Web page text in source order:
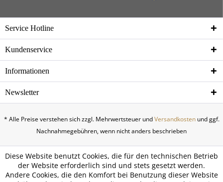
Service Hotline
Kundenservice
Informationen
Newsletter
* Alle Preise verstehen sich zzgl. Mehrwertsteuer undVersandkostenund ggf.
Nachnahmegebühren, wenn nicht anders beschrieben
Diese Website benutzt Cookies, die für den technischen Betrieb
der Website erforderlich sind und stets gesetzt werden.
Andere Cookies, die den Komfort bei Benutzung dieser Website